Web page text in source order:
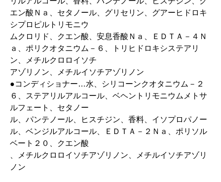
エン酸Ｎａ、セタノール、グリセリン、グアーヒドロキ
シプロピルトリモニウ
ムクロリド、クエン酸、安息香酸Ｎａ、ＥＤＴＡ－４Ｎ
ａ、ポリクオタニウム－６、トリヒドロキシステアリ
ン、メチルクロロイソチ
アゾリノン、メチルイソチアゾリノン
●コンディショナー…水、シリコーンクオタニウム－２
６、ステアリルアルコール、ベヘントリモニウムメトサ
ルフェート、セタノー
ル、パンテノール、ヒスチジン、香料、イソプロパノー
ル、ベンジルアルコール、ＥＤＴＡ－２Ｎａ、ポリソル
ベート２０、クエン酸
、メチルクロロイソチアゾリノン、メチルイソチアゾリ
ノン